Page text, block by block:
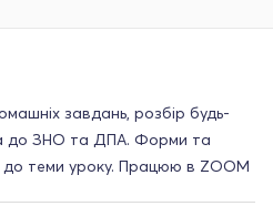
завдань, розбір будь-
до ЗНО та ДПА. Форми та
теми уроку. Працюю в ZOOM